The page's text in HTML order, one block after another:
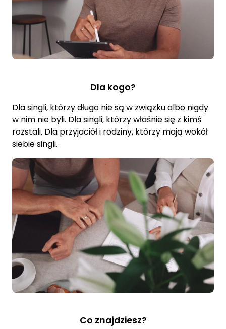
Dla kogo?
Dla singli, którzy długo nie są w związku albo nigdy
w nim nie byli. Dla singli, którzy właśnie się z kimś
rozstali. Dla przyjaciół i rodziny, którzy mają wokół
siebie singli.
Co znajdziesz?